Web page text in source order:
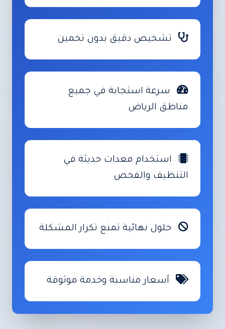
تشخيص دقيق بدون تخمين
سرعة استجابة في جميع
مناطق الرياض
استخدام معدات حديثة في
التنظيف والفحص
حلول نهائية تمنع تكرار المشكلة
أسعار مناسبة وخدمة موثوقة